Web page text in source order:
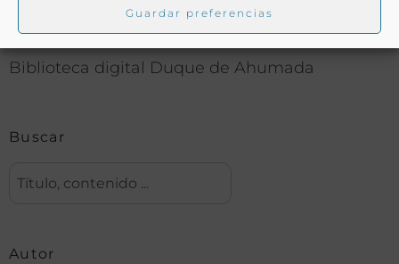
Guardar preferencias
Biblioteca digital Duque de Ahumada
Buscar
Autor